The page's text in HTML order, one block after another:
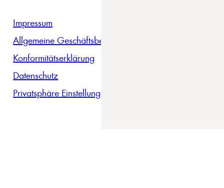
Impressum
Allgemeine Geschäftsbedingungen
Konformitätserklärung
Datenschutz
Privatsphäre Einstellungen